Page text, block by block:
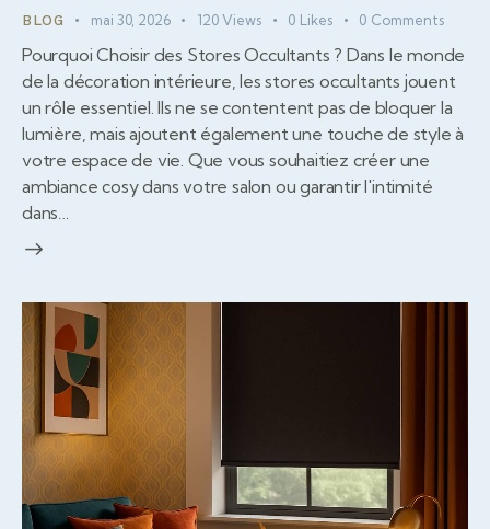
BLOG mai 30, 2026 120 Views 0 Likes 0 Comments
Pourquoi Choisir des Stores Occultants ? Dans le monde
de la décoration intérieure, les stores occultants jouent
un rôle essentiel. Ils ne se contentent pas de bloquer la
lumière, mais ajoutent également une touche de style à
votre espace de vie. Que vous souhaitiez créer une
ambiance cosy dans votre salon ou garantir l'intimité
dans…